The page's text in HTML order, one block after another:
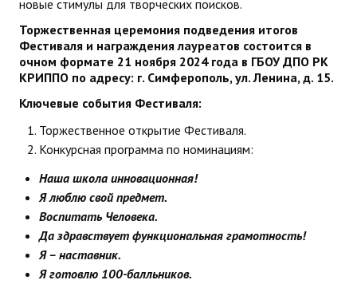
новые стимулы для творческих поисков.
Торжественная церемония подведения итогов
Фестиваля и награждения лауреатов состоится в
очном формате 21 ноября 2024 года в ГБОУ ДПО РК
КРИППО по адресу: г. Симферополь, ул. Ленина, д. 15.
Ключевые события Фестиваля:
Торжественное открытие Фестиваля.
Конкурсная программа по номинациям:
Наша школа инновационная!
Я люблю свой предмет.
Воспитать Человека.
Да здравствует функциональная грамотность!
Я – наставник.
Я готовлю 100-балльников.